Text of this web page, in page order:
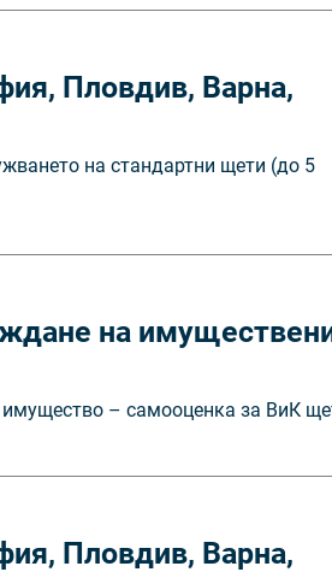
Пловдив, Варна,
на стандартни щети (до 5
на
– самооценка за ВиК
Пловдив, Варна,